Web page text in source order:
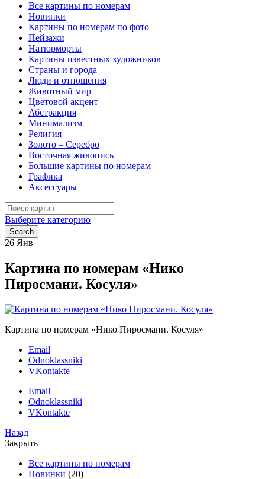
Все картины по номерам
Новинки
Картины по номерам по фото
Пейзажи
Натюрморты
Картины известных художников
Страны и города
Люди и отношения
Животный мир
Цветовой акцент
Абстракция
Минимализм
Религия
Золото – Серебро
Восточная живопись
Большие картины по номерам
Графика
Аксессуары
Search
for:
Выберите категорию
Search
26 Янв
Картина по номерам «Нико
Пиросмани. Косуля»
Картина по номерам «Нико Пиросмани. Косуля»
Email
Odnoklassniki
VKontakte
Email
Odnoklassniki
VKontakte
Назад
Закрыть
Все картины по номерам
Новинки (20)